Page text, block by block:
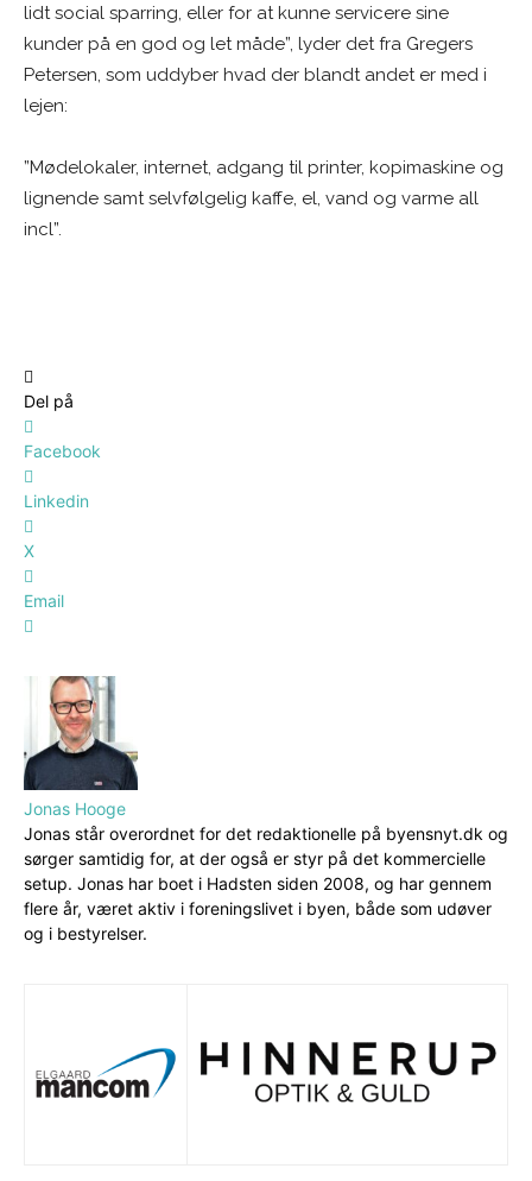
lidt social sparring, eller for at kunne servicere sine
kunder på en god og let måde”, lyder det fra Gregers
Petersen, som uddyber hvad der blandt andet er med i
lejen:
”Mødelokaler, internet, adgang til printer, kopimaskine og
lignende samt selvfølgelig kaffe, el, vand og varme all
incl”.
Del på
Facebook
Linkedin
X
Email
Jonas Hooge
Jonas står overordnet for det redaktionelle på byensnyt.dk og
sørger samtidig for, at der også er styr på det kommercielle
setup. Jonas har boet i Hadsten siden 2008, og har gennem
flere år, været aktiv i foreningslivet i byen, både som udøver
og i bestyrelser.